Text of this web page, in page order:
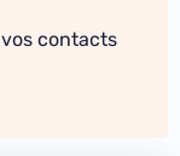
contacts